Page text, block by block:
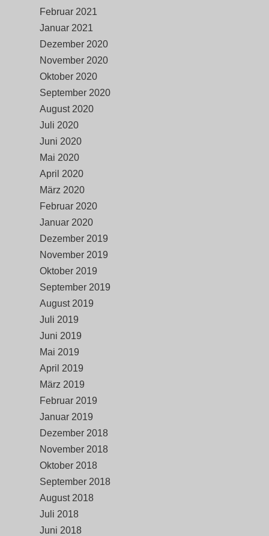
Februar 2021
Januar 2021
Dezember 2020
November 2020
Oktober 2020
September 2020
August 2020
Juli 2020
Juni 2020
Mai 2020
April 2020
März 2020
Februar 2020
Januar 2020
Dezember 2019
November 2019
Oktober 2019
September 2019
August 2019
Juli 2019
Juni 2019
Mai 2019
April 2019
März 2019
Februar 2019
Januar 2019
Dezember 2018
November 2018
Oktober 2018
September 2018
August 2018
Juli 2018
Juni 2018